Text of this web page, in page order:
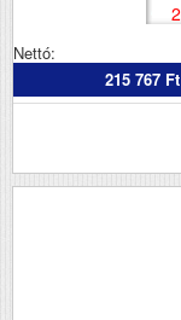
Nettó:
215 767 Ft